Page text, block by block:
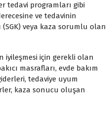
tedavi programları gibi
ve tedavinin
veya kaza sorumlu olan
iyileşmesi için gerekli olan
masrafları, evde bakım
tedaviye uyum
kaza sonucu oluşan